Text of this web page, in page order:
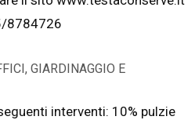
8784726
GIARDINAGGIO E
interventi: 10% pulzie